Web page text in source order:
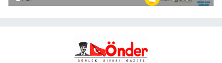
18:37
Başkent'te güçlü temaslar